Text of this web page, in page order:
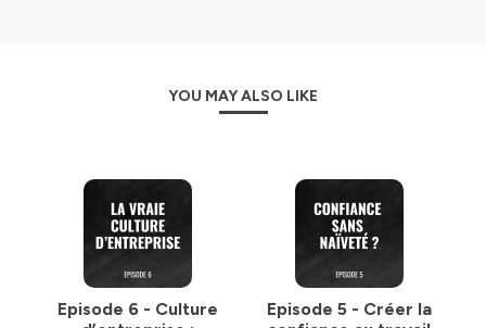
YOU MAY ALSO LIKE
Episode 6 - Culture
Episode 5 - Créer la